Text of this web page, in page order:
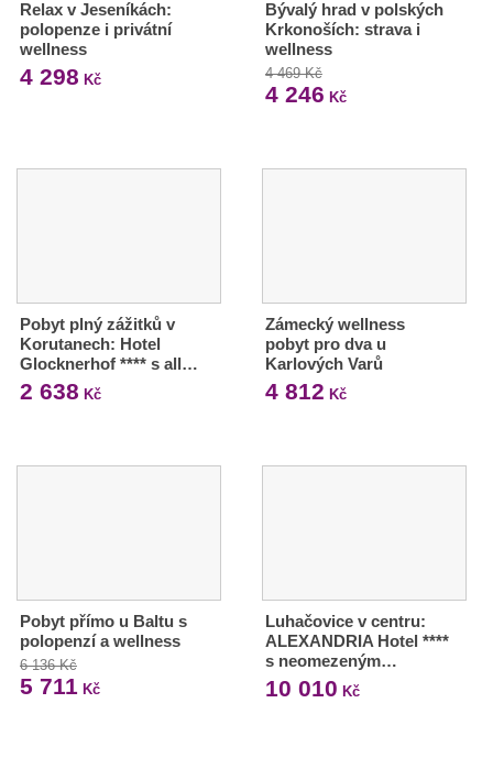
Relax v Jeseníkách:
polopenze i privátní
wellness
4 298 Kč
Bývalý hrad v polských
Krkonoších: strava i
wellness
4 469 Kč
4 246 Kč
Pobyt plný zážitků v
Korutanech: Hotel
Glocknerhof **** s all…
2 638 Kč
Zámecký wellness
pobyt pro dva u
Karlových Varů
4 812 Kč
Pobyt přímo u Baltu s
polopenzí a wellness
6 136 Kč
5 711 Kč
Luhačovice v centru:
ALEXANDRIA Hotel ****
s neomezeným…
10 010 Kč